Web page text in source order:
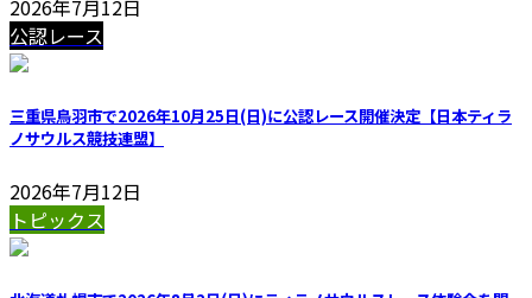
2026年7月12日
公認レース
三重県鳥羽市で2026年10月25日(日)に公認レース開催決定【日本ティラ
ノサウルス競技連盟】
2026年7月12日
トピックス